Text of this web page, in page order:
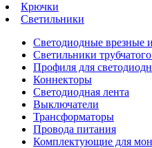
Крючки
Светильники
Светодиодные врезные
Светильники
Профиля для
Коннекторы
Светодиодная лента
Выключатели
Трансформаторы
Провода питания
Комплектующие для